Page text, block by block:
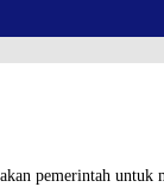
pemerintah